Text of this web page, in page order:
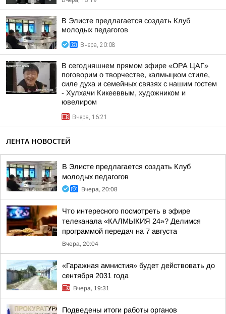
В Элисте предлагается создать Клуб
молодых педагогов
Вчера, 20:08
В сегодняшнем прямом эфире «ОРА ЦАГ»
поговорим о творчестве, калмыцком стиле,
силе духа и семейных связях с нашим гостем
- Хулхачи Кикееввым, художником и
ювелиром
Вчера, 16:21
ЛЕНТА НОВОСТЕЙ
В Элисте предлагается создать Клуб
молодых педагогов
Вчера, 20:08
Что интересного посмотреть в эфире
телеканала «КАЛМЫКИЯ 24»? Делимся
программой передач на 7 августа
Вчера, 20:04
«Гаражная амнистия» будет действовать до
сентября 2031 года
Вчера, 19:31
Подведены итоги работы органов